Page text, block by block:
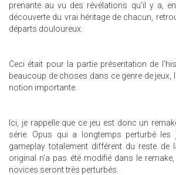
prenante au vu des révélations qu'il y a,
découverte du vrai héritage de chacun,
départs douloureux.
Ceci était pour la partie présentation de
beaucoup de choses dans ce genre de jeux,
notion importante.
Ici, je rappelle que ce jeu est donc un
série. Opus qui a longtemps perturbé
gameplay totalement différent du reste de
original n'a pas été modifié dans le
novices seront très perturbés.